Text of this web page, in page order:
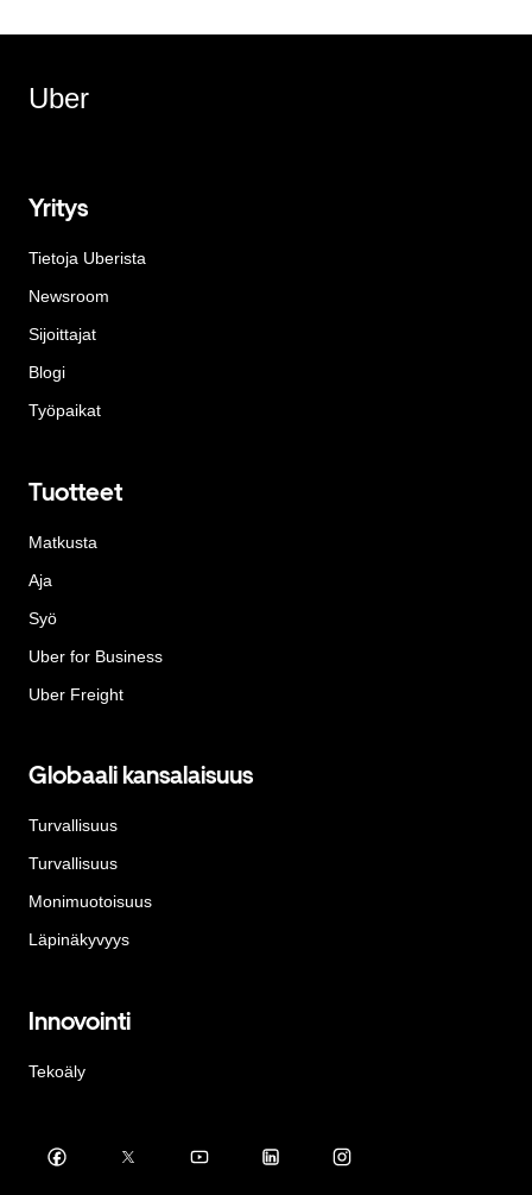
Uber
Yritys
Tietoja Uberista
Newsroom
Sijoittajat
Blogi
Työpaikat
Tuotteet
Matkusta
Aja
Syö
Uber for Business
Uber Freight
Globaali kansalaisuus
Turvallisuus
Turvallisuus
Monimuotoisuus
Läpinäkyvyys
Innovointi
Tekoäly